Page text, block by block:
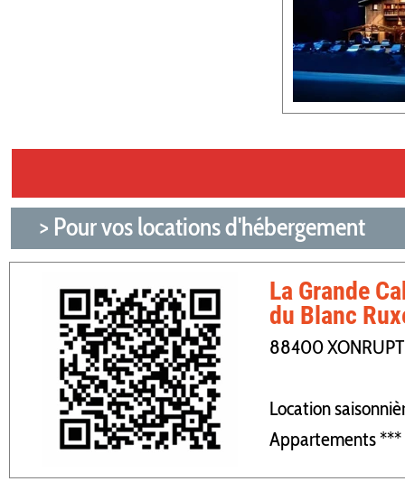
> Pour vos locations d'hébergement
La Grande
du Blanc
88400
Location
Appartements ***